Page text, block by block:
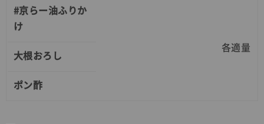
#京らー油ふりか
け
各適量
大根おろし
ポン酢